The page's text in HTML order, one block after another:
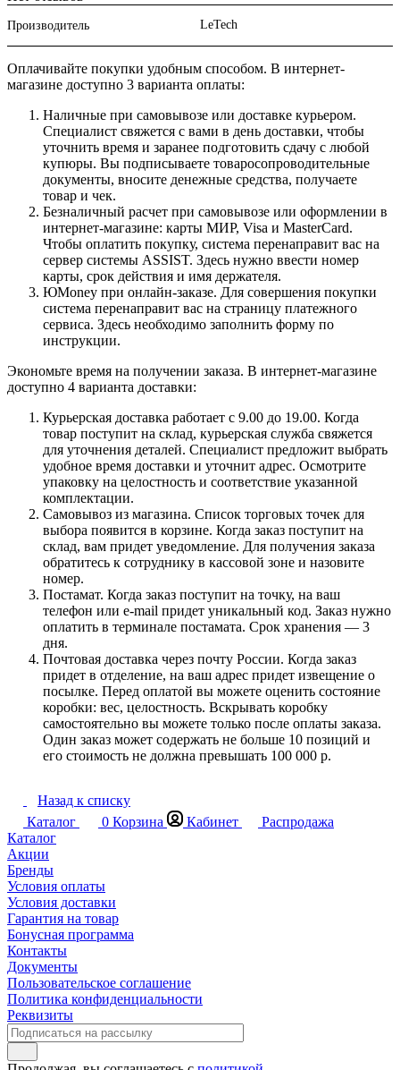
Производитель LeTech
Оплачивайте покупки удобным способом. В интернет-
магазине доступно 3 варианта оплаты:
Наличные при самовывозе или доставке курьером.
Специалист свяжется с вами в день доставки, чтобы
уточнить время и заранее подготовить сдачу с любой
купюры. Вы подписываете товаросопроводительные
документы, вносите денежные средства, получаете
товар и чек.
Безналичный расчет при самовывозе или оформлении в
интернет-магазине: карты МИР, Visa и MasterCard.
Чтобы оплатить покупку, система перенаправит вас на
сервер системы ASSIST. Здесь нужно ввести номер
карты, срок действия и имя держателя.
ЮMoney при онлайн-заказе. Для совершения покупки
система перенаправит вас на страницу платежного
сервиса. Здесь необходимо заполнить форму по
инструкции.
Экономьте время на получении заказа. В интернет-магазине
доступно 4 варианта доставки:
Курьерская доставка работает с 9.00 до 19.00. Когда
товар поступит на склад, курьерская служба свяжется
для уточнения деталей. Специалист предложит выбрать
удобное время доставки и уточнит адрес. Осмотрите
упаковку на целостность и соответствие указанной
комплектации.
Самовывоз из магазина. Список торговых точек для
выбора появится в корзине. Когда заказ поступит на
склад, вам придет уведомление. Для получения заказа
обратитесь к сотруднику в кассовой зоне и назовите
номер.
Постамат. Когда заказ поступит на точку, на ваш
телефон или e-mail придет уникальный код. Заказ нужно
оплатить в терминале постамата. Срок хранения — 3
дня.
Почтовая доставка через почту России. Когда заказ
придет в отделение, на ваш адрес придет извещение о
посылке. Перед оплатой вы можете оценить состояние
коробки: вес, целостность. Вскрывать коробку
самостоятельно вы можете только после оплаты заказа.
Один заказ может содержать не больше 10 позиций и
его стоимость не должна превышать 100 000 р.
Назад к списку
Каталог
0 Корзина Кабинет
Распродажа
Каталог
Акции
Бренды
Условия оплаты
Условия доставки
Гарантия на товар
Бонусная программа
Контакты
Документы
Пользовательское соглашение
Политика конфиденциальности
Реквизиты